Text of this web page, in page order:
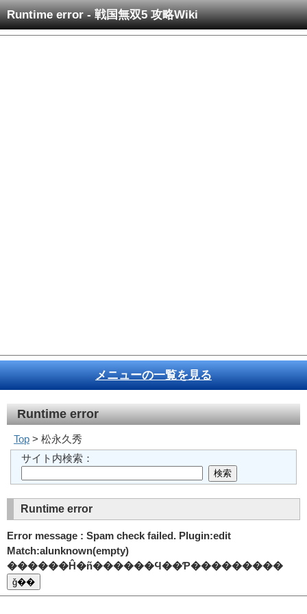
Runtime error - 戦国無双5 攻略Wiki
メニューの一覧を見る
Runtime error
Top > 松永久秀
サイト内検索：
Runtime error
Error message : Spam check failed. Plugin:edit
Match:alunknown(empty)
������Ĥ�ñ������Ϥ��Ƥ���������